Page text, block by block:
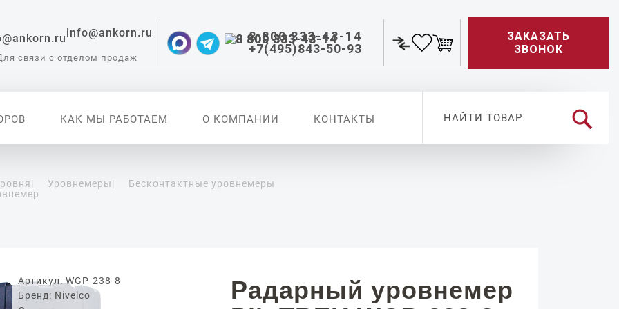
info@ankorn.ru
связи с отделом продаж
8 800 333-43-14
+7(495)843-50-93
ЗАКАЗАТЬ
ЗВОНОК
КАК МЫ РАБОТАЕМ О КОМПАНИИ КОНТАКТЫ
для
| Уровнемеры|
Бесконтактные уровнемеры
Артикул: WGP-238-8
Бренд: Nivelco
Радарный уровнемер